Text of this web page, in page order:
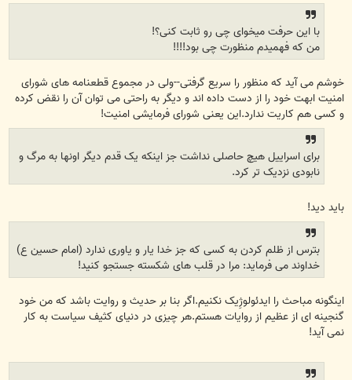
با این حرفت میخوای چی رو ثابت کنی؟!
من که فهمیدم منظورت چی بود!!!!
خوشم می آید که منظور را سریع گرفتی--ولی در مجموع قطعنامه های شورای
امنیت ابهت خود را از دست داده اند و دیگر به راحتی می توان آن را نقض کرده
و کسی هم کاریت ندارد.این یعنی شورای فرمایشی امنیت!
برای اسراییل هیچ حاصلی نداشت جز اینکه یک قدم دیگر اونها به مرگ و
نابودی نزدیک تر کرد.
باید دید!
بترس از ظلم کردن به کسی که جز خدا یار و یاوری ندارد (امام حسین ع)
خداوند می فرماید: مرا در قلب های شکسته جستجو کنید!
اینگونه مباحث را ایدئولوژِیک نکنیم.اگر بنا بر حدیث و روایت باشد که من خود
گنجینه ای از عظیم از روایات هستم.هر چیزی در دنیای کثیف سیاست به کار
نمی آید!